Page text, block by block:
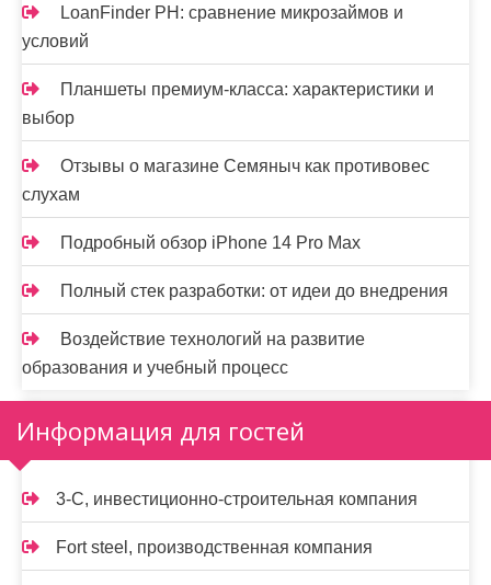
LoanFinder PH: сравнение микрозаймов и
условий
Планшеты премиум-класса: характеристики и
выбор
Отзывы о магазине Семяныч как противовес
слухам
Подробный обзор iPhone 14 Pro Max
Полный стек разработки: от идеи до внедрения
Воздействие технологий на развитие
образования и учебный процесс
Информация для гостей
3-С, инвестиционно-строительная компания
Fort steel, производственная компания